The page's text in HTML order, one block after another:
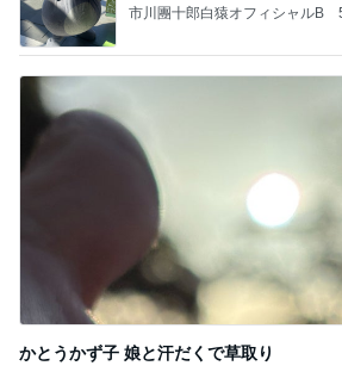
市川團十郎白猿オフィシャルB
かとうかず子 娘と汗だくで草取り